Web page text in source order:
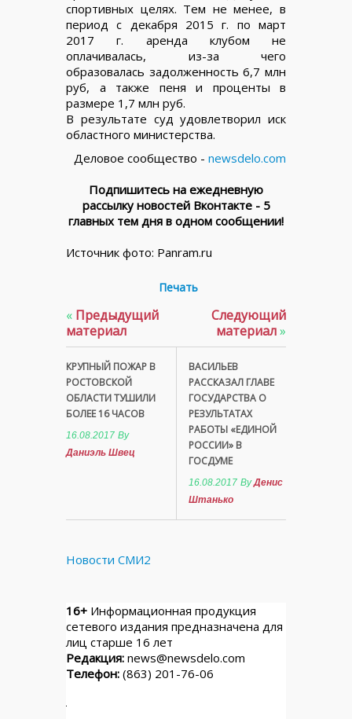
спортивных целях. Тем не менее, в
период с декабря 2015 г. по март
2017 г. аренда клубом не
оплачивалась, из-за чего
образовалась задолженность 6,7 млн
руб, а также пеня и проценты в
размере 1,7 млн руб.
В результате суд удовлетворил иск
областного министерства.
Деловое сообщество - newsdelo.com
Подпишитесь на ежедневную
рассылку новостей Вконтакте - 5
главных тем дня в одном сообщении!
Источник фото: Panram.ru
Печать
« Предыдущий
материал
КРУПНЫЙ ПОЖАР В
РОСТОВСКОЙ
ОБЛАСТИ ТУШИЛИ
БОЛЕЕ 16 ЧАСОВ
16.08.2017 By
Даниэль Швец
Следующий
материал»
ВАСИЛЬЕВ
РАССКАЗАЛ ГЛАВЕ
ГОСУДАРСТВА О
РЕЗУЛЬТАТАХ
РАБОТЫ «ЕДИНОЙ
РОССИИ» В
ГОСДУМЕ
16.08.2017 ByДенис
Штанько
Новости СМИ2
16+ Информационная продукция
сетевого издания предназначена для
лиц старше 16 лет
Редакция: news@newsdelo.com
Телефон: (863) 201-76-06